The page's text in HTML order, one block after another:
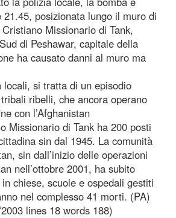
posizionata lungo il muro di
Missionario di Tank,
di Peshawar, capitale della
ha causato danni al muro ma
locali, si tratta di un episodio
ribelli, che ancora operano
con l’Afghanistan
Missionario di Tank ha 200 posti
sin dal 1945. La comunità
sin dall’inizio delle operazioni
nell’ottobre 2001, ha subito
chiese, scuole e ospedali gestiti
nel complesso 41 morti. (PA)
lines 18 words 188)